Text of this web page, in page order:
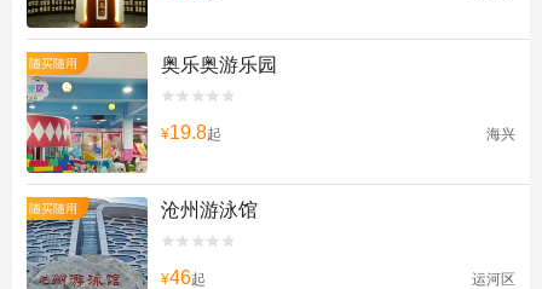
随买随用 奥乐奥游乐园


¥19.8起 海兴
随买随用 沧州游泳馆


¥46起 运河区